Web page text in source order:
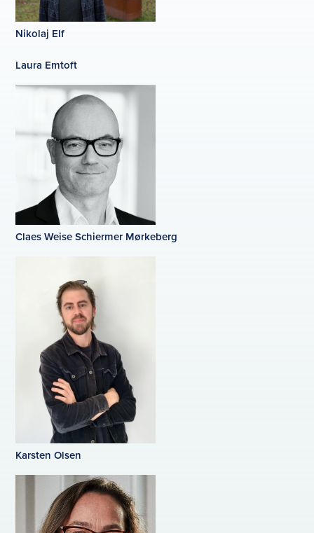
Nikolaj Elf
Laura Emtoft
Claes Weise Schiermer Mørkeberg
Karsten Olsen